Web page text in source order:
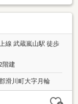
線 武蔵嵐山駅 徒歩
階建
滑川町大字月輪